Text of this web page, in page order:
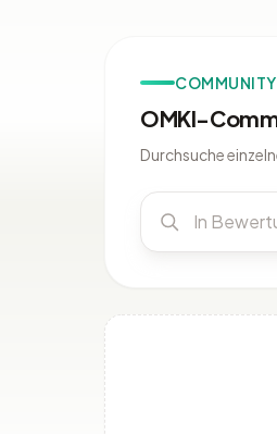
COMMUNITY
OMKI-
Durchsuche